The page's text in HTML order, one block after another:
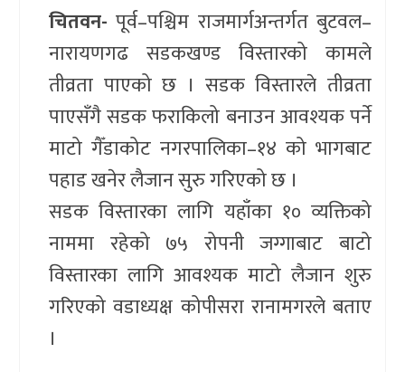
स्वास्थ्य/
रोचक
चितवन- पूर्व–पश्चिम राजमार्गअन्तर्गत बुटवल–
नारायणगढ सडकखण्ड विस्तारको कामले
तीव्रता पाएको छ । सडक विस्तारले तीव्रता
पाएसँगै सडक फराकिलो बनाउन आवश्यक पर्ने
माटो गैँडाकोट नगरपालिका–१४ को भागबाट
पहाड खनेर लैजान सुरु गरिएको छ ।
सडक विस्तारका लागि यहाँका १० व्यक्तिको
नाममा रहेको ७५ रोपनी जग्गाबाट बाटो
विस्तारका लागि आवश्यक माटो लैजान शुरु
गरिएको वडाध्यक्ष कोपीसरा रानामगरले बताए
।